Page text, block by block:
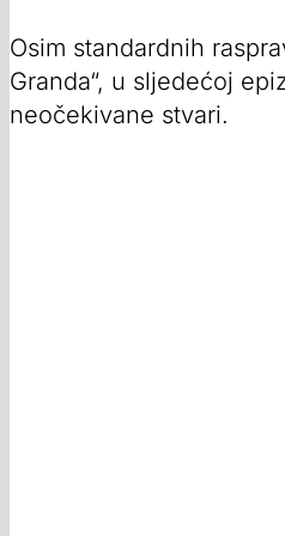
Osim standardnih
Granda“, u sljedećoj
neočekivane stvari.